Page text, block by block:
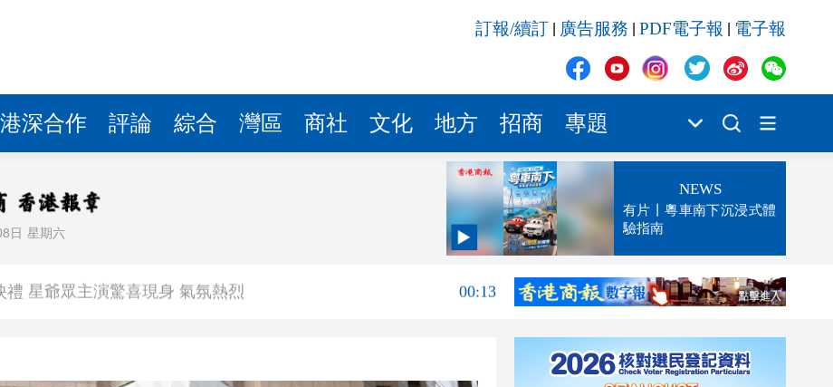
訂報/續訂 廣告服務 PDF電子報 電子報
港深合作 評論 綜合 灣區 商社 文化 地方 招商 專題
日 星期六
NEWS
有片丨粵車南下沉浸式體
驗指南
00:13
演唱會兩度喊話生日快樂 隔空撒糖
00:07